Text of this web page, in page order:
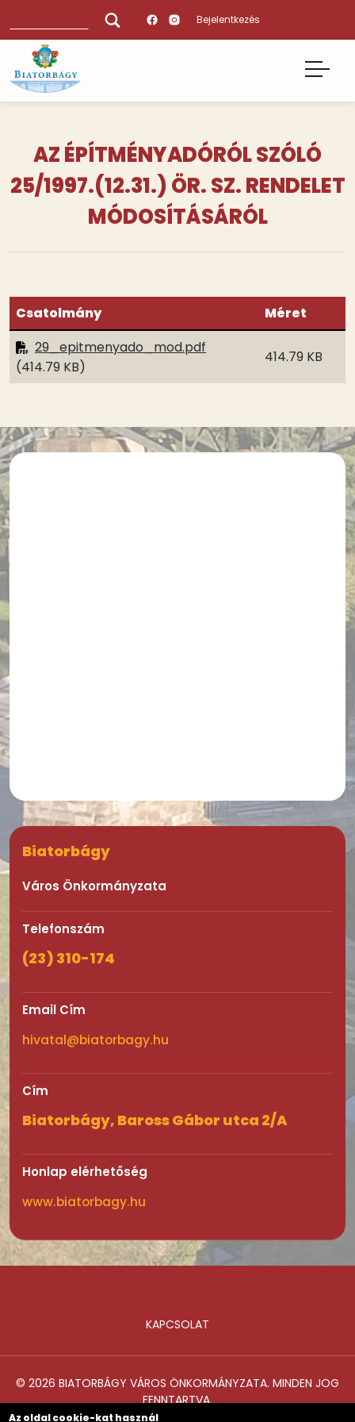
tartalomra
Bejelentkezés
AZ ÉPÍTMÉNYADÓRÓL SZÓLÓ
25/1997.(12.31.) ÖR. SZ. RENDELET
MÓDOSÍTÁSÁRÓL
Csatolmány
Méret
29_epitmenyado_mod.pdf
(414.79 KB)
414.79 KB
Biatorbágy
Város Önkormányzata
Telefonszám
(23) 310-174
Email Cím
hivatal@biatorbagy.hu
Cím
Biatorbágy, Baross Gábor utca 2/A
Honlap elérhetőség
www.biatorbagy.hu
KAPCSOLAT
© 2026 BIATORBÁGY VÁROS ÖNKORMÁNYZATA. MINDEN JOG
FENNTARTVA.
Az oldal cookie-kat használ